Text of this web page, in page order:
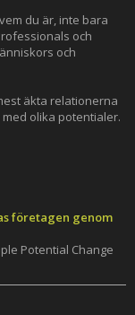
du är, inte bara
och
och
äkta relationerna
olika potentialer.
företagen genom
Potential Change